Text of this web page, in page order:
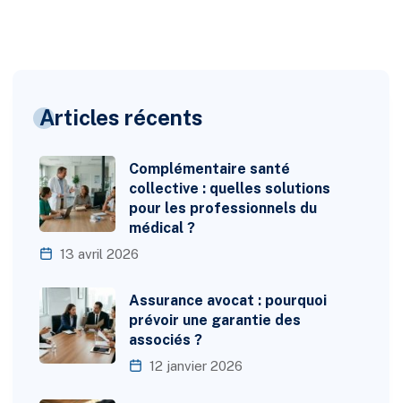
Articles récents
Complémentaire santé
collective : quelles solutions
pour les professionnels du
médical ?
13 avril 2026
Assurance avocat : pourquoi
prévoir une garantie des
associés ?
12 janvier 2026